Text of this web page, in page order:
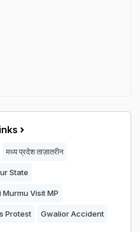
मध्य प्रदेश ताज़ातरीन
State
Visit MP
Protest Gwalior Accident